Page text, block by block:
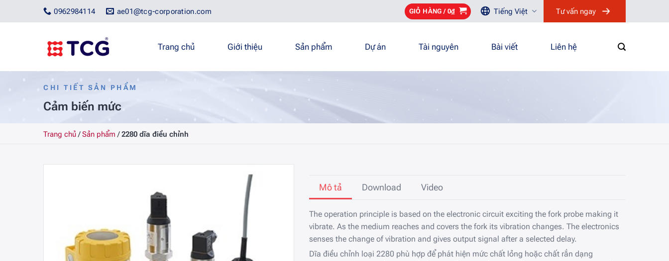
ae01@tcg-corporation.com
0962984114 GIỎ HÀNG / 0₫ Tiếng Việt Tư vấn ngay
Trang chủ Giới thiệu Sản phẩm Dự án Tài nguyên Bài viết Liên hệ
CHI TIẾT SẢN PHẨM
Cảm biến mức
Trang chủ/Sản phẩm /2280 dĩa điều chỉnh
Mô tả Download Video
The operation principle is based on the electronic circuit exciting the fork probe making it
vibrate. As the medium reaches and covers the fork its vibration changes. The electronics
senses the change of vibration and gives output signal after a selected delay.
Dĩa điều chỉnh loại 2280 phù hợp để phát hiện mức chất lỏng hoặc chất rắn dạng